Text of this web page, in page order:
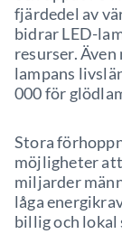
fjärdedel av
bidrar LED-
resurser.
lampans
000 för
Stora
möjligheter
miljarder
låga
billig och lokal